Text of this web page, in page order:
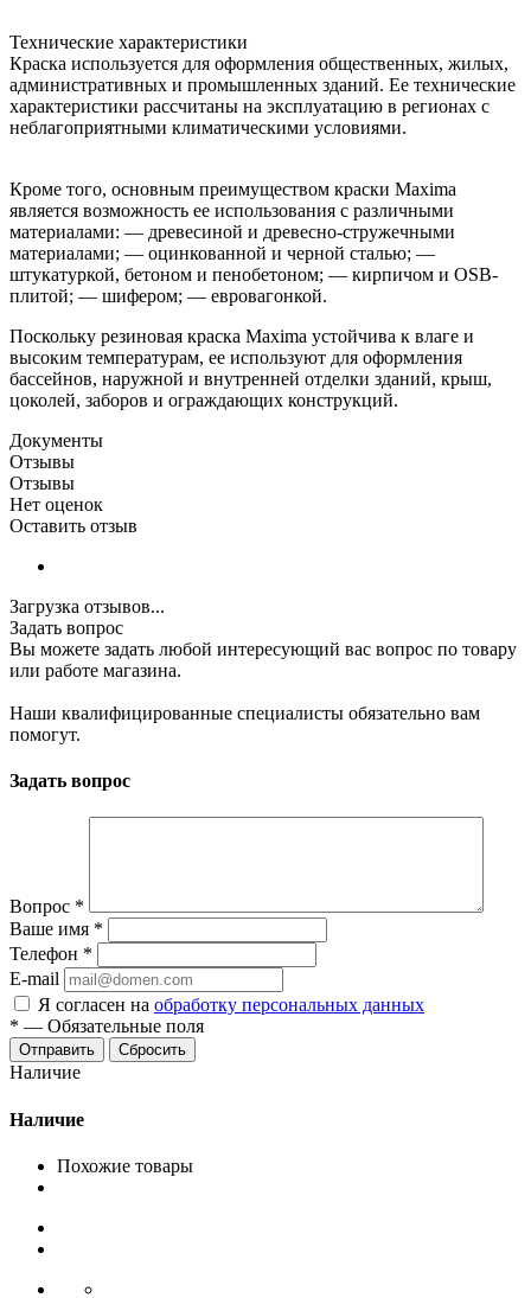
Технические характеристики
Краска используется для оформления общественных, жилых,
административных и промышленных зданий. Ее технические
характеристики рассчитаны на эксплуатацию в регионах с
неблагоприятными климатическими условиями.
Кроме того, основным преимуществом краски Maxima
является возможность ее использования с различными
материалами: — древесиной и древесно-стружечными
материалами; — оцинкованной и черной сталью; —
штукатуркой, бетоном и пенобетоном; — кирпичом и OSB-
плитой; — шифером; — евровагонкой.
Поскольку резиновая краска Maxima устойчива к влаге и
высоким температурам, ее используют для оформления
бассейнов, наружной и внутренней отделки зданий, крыш,
цоколей, заборов и ограждающих конструкций.
Документы
Отзывы
Отзывы
Нет оценок
Оставить отзыв
Загрузка отзывов...
Задать вопрос
Вы можете задать любой интересующий вас вопрос по товару
или работе магазина.
Наши квалифицированные специалисты обязательно вам
помогут.
Задать вопрос
Вопрос *
Ваше имя *
Телефон *
E-mail
Я согласен на обработку персональных данных
* — Обязательные поля
Сбросить
Наличие
Наличие
Похожие товары